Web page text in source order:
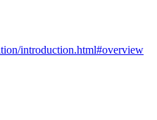
introduction.html#overview